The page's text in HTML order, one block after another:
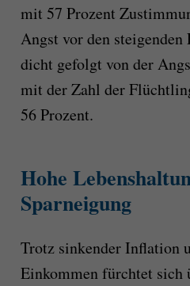
mit 57 Prozent
Angst vor den steigenden
dicht gefolgt von der
mit der Zahl der
56 Prozent.
Hohe
Sparneigung
Trotz sinkender Inflation
Einkommen fürchtet sich